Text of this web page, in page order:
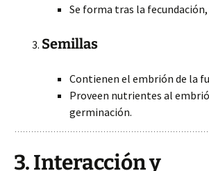
Se forma tras la
Semillas
Contienen el embrión de la
Proveen nutrientes al
germinación.
3. Interacción y